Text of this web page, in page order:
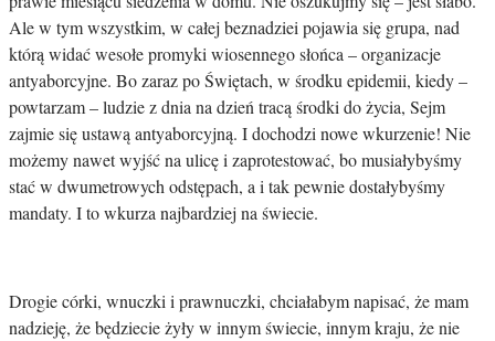
Ale w tym wszystkim, w całej beznadziei pojawia się grupa, nad
którą widać wesołe promyki wiosennego słońca – organizacje
antyaborcyjne. Bo zaraz po Świętach, w środku epidemii, kiedy –
powtarzam – ludzie z dnia na dzień tracą środki do życia, Sejm
zajmie się ustawą antyaborcyjną. I dochodzi nowe wkurzenie! Nie
możemy nawet wyjść na ulicę i zaprotestować, bo musiałybyśmy
stać w dwumetrowych odstępach, a i tak pewnie dostałybyśmy
mandaty. I to wkurza najbardziej na świecie.
Drogie córki, wnuczki i prawnuczki, chciałabym napisać, że mam
nadzieję, że będziecie żyły w innym świecie, innym kraju, że nie